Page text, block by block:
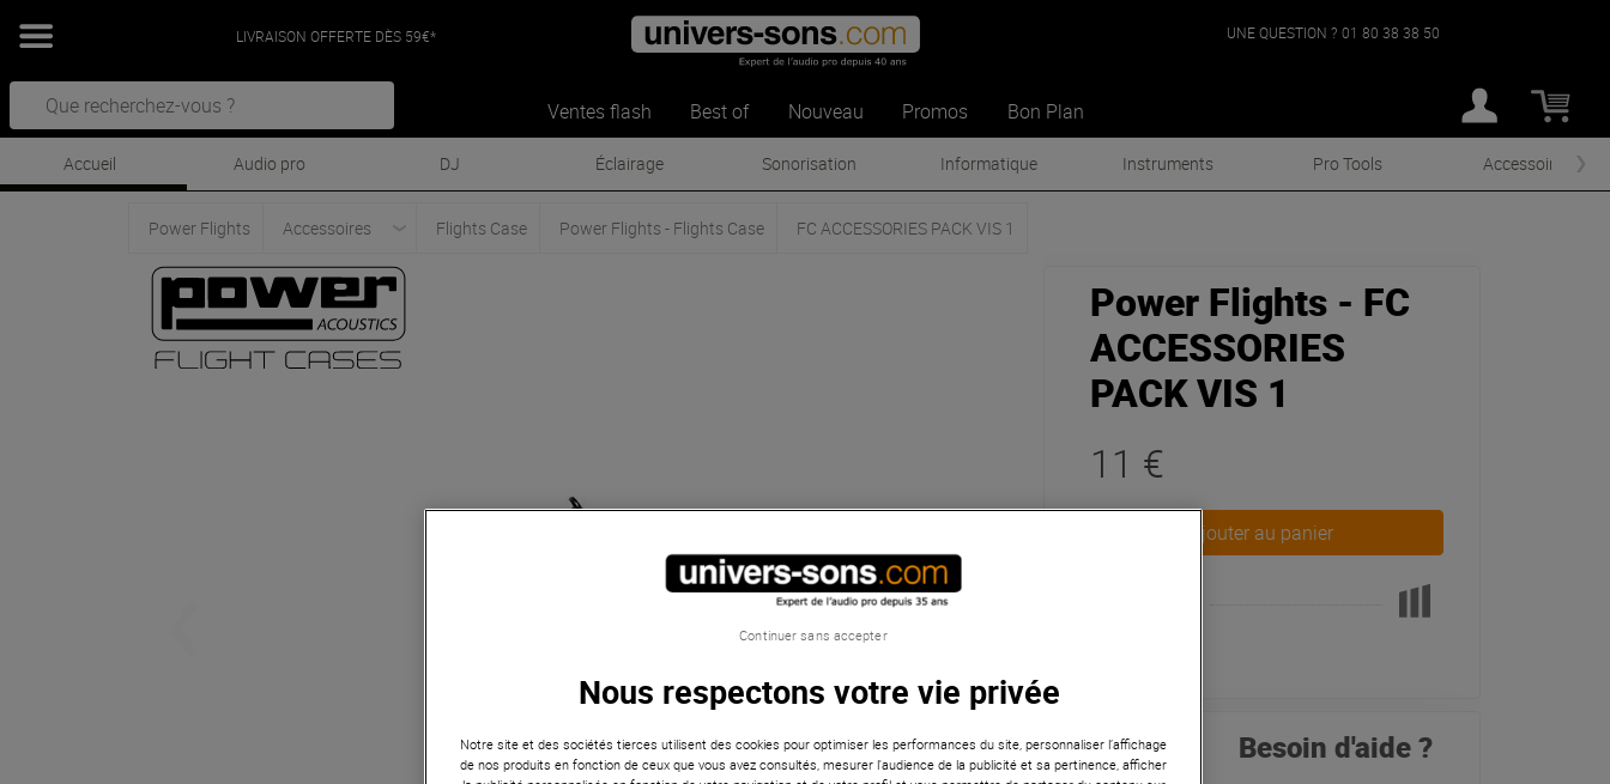
LIVRAISON OFFERTE DÈS 59€*
Ventes flash Best of Nouveau Promos Bon Plan
UNE QUESTION ? 01 80 38 38 50
Accueil Audio pro DJ Éclairage Sonorisation Informatique Instruments Pro Tools Accessoires
Power Flights Accessoires Flights Case Power Flights - Flights Case FC ACCESSORIES PACK VIS 1
Power Flights - FC
ACCESSORIES
PACK VIS 1
11 €
Ajouter au panier
Besoin d'aide ?
Nous respectons votre vie privée
Notre site et des sociétés tierces utilisent des cookies pour optimiser les performances du site, personnaliser l’affichage
de nos produits en fonction de ceux que vous avez consultés, mesurer l'audience de la publicité et sa pertinence, afficher
Continuer sans accepter